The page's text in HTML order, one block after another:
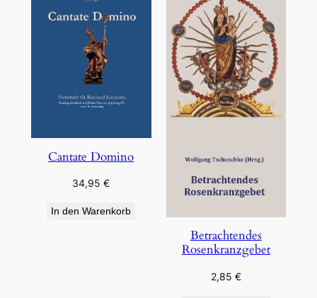
Cantate Domino
34,95€
In den Warenkorb
Betrachtendes
Rosenkranzgebet
2,85 €